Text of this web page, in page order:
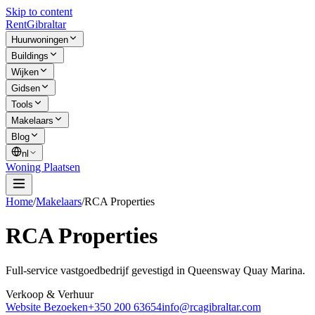
Skip to content
RentGibraltar
Huurwoningen
Buildings
Wijken
Gidsen
Tools
Makelaars
Blog
nl
Woning Plaatsen
Home/Makelaars/RCA Properties
RCA Properties
Full-service vastgoedbedrijf gevestigd in Queensway Quay Marina.
Verkoop & Verhuur
Website Bezoeken+350 200 63654info@rcagibraltar.com